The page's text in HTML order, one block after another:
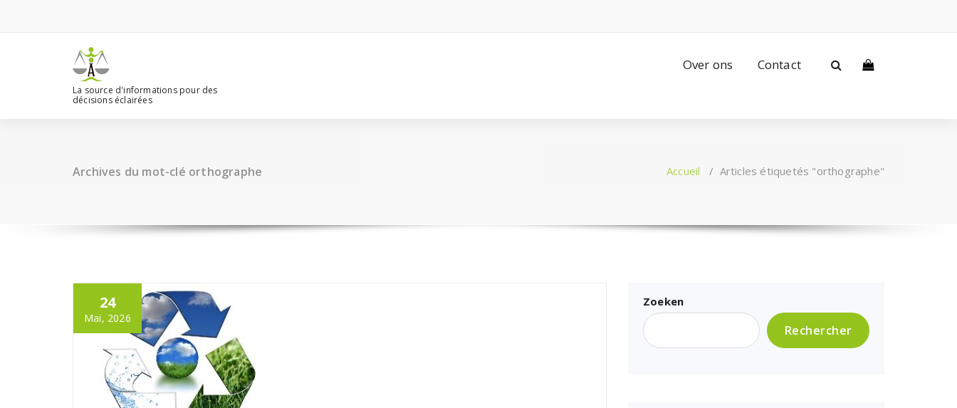
contenu
La source d'informations pour des
décisions éclairées
Over ons Contact
Archives du mot-clé orthographe Accueil / Articles étiquetés "orthographe"
24
Mai, 2026
Zoeken
Rechercher